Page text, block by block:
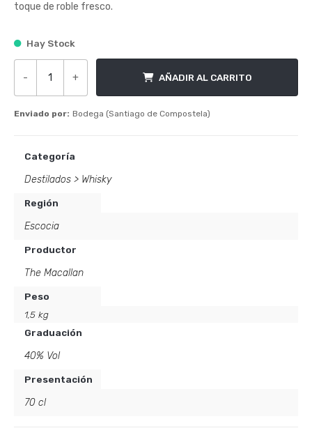
toque de roble fresco.
Hay Stock
-
Macallan Triple Cask Matured 12 Years Old cantidad
+ AÑADIR AL CARRITO
Enviado por: Bodega (Santiago de Compostela)
Categoría
Destilados > Whisky
Región
Escocia
Productor
The Macallan
Peso
1,5 kg
Graduación
40% Vol
Presentación
70 cl